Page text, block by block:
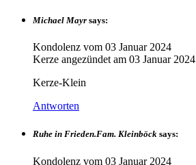
Michael Mayr says:
Kondolenz vom 03 Januar 2024
Kerze angezündet am 03 Januar 2024
Kerze-Klein
Antworten
Ruhe in Frieden.Fam. Kleinböck says:
Kondolenz vom 03 Januar 2024